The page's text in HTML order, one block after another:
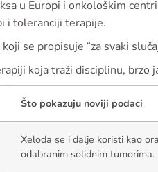
u Europi i onkološkim
i toleranciji terapije.
se propisuje “za svaki
koja traži disciplinu, brzo
Što pokazuju noviji podaci
Xeloda se i dalje koristi kao
odabranim solidnim tumorima.